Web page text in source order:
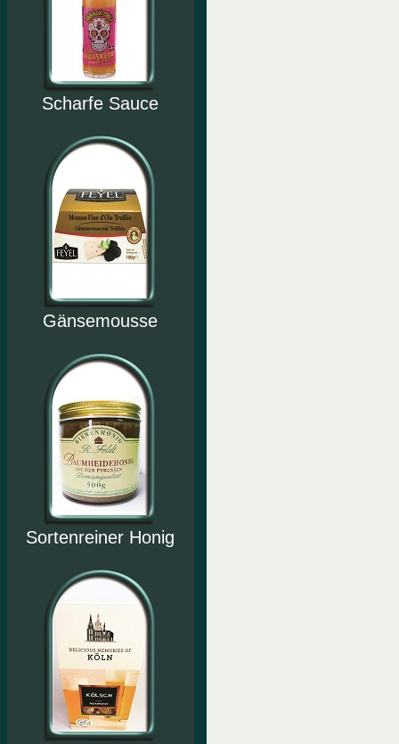
Scharfe Sauce
Gänsemousse
Sortenreiner Honig